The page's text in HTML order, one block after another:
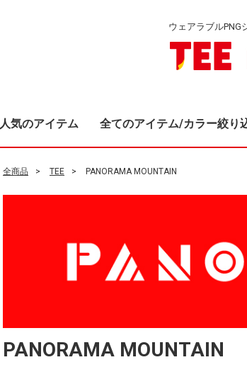
ウェアラブル
人気のアイテム 全てのアイテム/カラー絞り
全商品 TEE PANORAMA MOUNTAIN
PANORAMA MOUNTAIN